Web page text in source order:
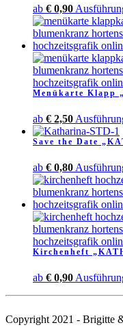
ab € 0,90
Menükarte Klapp
ab € 2,50
Save the Date
ab € 0,80
Kirchenheft
ab € 0,90
Copyright 2021 - Brigitte